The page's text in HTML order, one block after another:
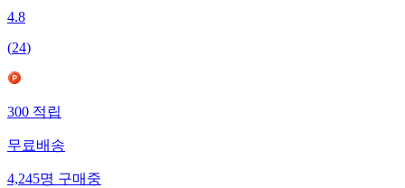
4.8
(24)
300 적립
무료배송
4,245명 구매중